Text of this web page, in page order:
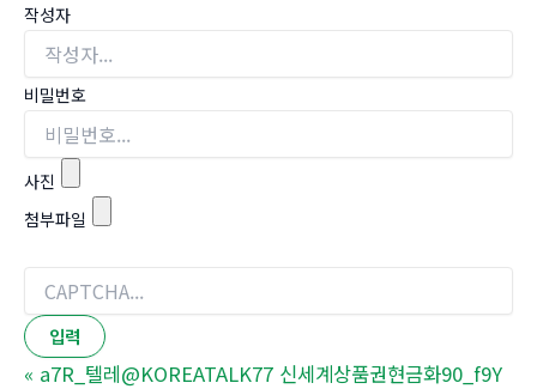
작성자
비밀번호
사진
첨부파일
« a7R_텔레@KOREATALK77 신세계상품권현금화90_f9Y